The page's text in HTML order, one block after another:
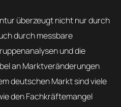
überzeugt nicht nur durch
durch messbare
und die
an Marktveränderungen
deutschen Markt sind viele
den Fachkräftemangel